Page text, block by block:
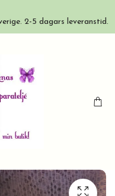
2-5 dagars leveranstid.